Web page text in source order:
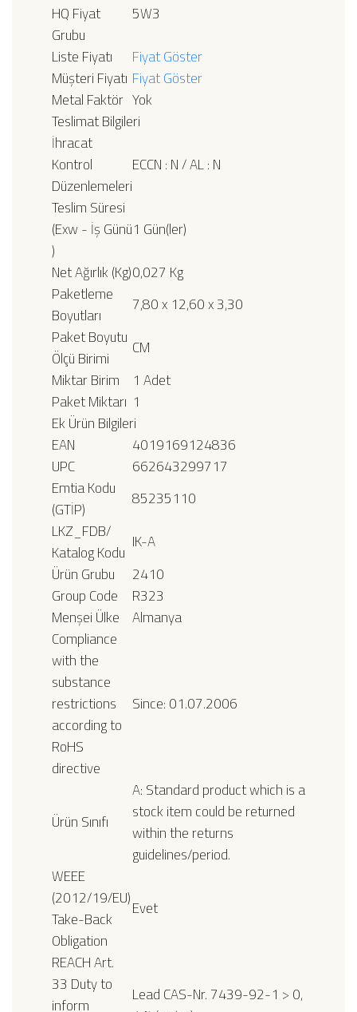
HQ Fiyat
Grubu
5W3
Liste Fiyatı
Fiyat Göster
Müşteri Fiyatı Fiyat Göster
Metal Faktör Yok
Teslimat Bilgileri
İhracat
Kontrol
Düzenlemeleri
ECCN : N / AL : N
Teslim Süresi
(Exw - İş Günü
)
1 Gün(ler)
Net Ağırlık (Kg)0,027 Kg
Paketleme
Boyutları
7,80 x 12,60 x 3,30
Paket Boyutu
Ölçü Birimi
CM
Miktar Birim
1 Adet
Paket Miktarı 1
Ek Ürün Bilgileri
EAN
4019169124836
UPC
662643299717
Emtia Kodu
(GTİP)
85235110
LKZ_FDB/
Katalog Kodu
IK-A
Ürün Grubu
2410
Group Code
R323
Menşei Ülke
Almanya
Compliance
with the
substance
restrictions
according to
RoHS
directive
Since: 01.07.2006
Ürün Sınıfı
A: Standard product which is a
stock item could be returned
within the returns
guidelines/period.
WEEE
(2012/19/EU)
Take-Back
Obligation
Evet
REACH Art.
33 Duty to
inform
Lead CAS-Nr. 7439-92-1 > 0,